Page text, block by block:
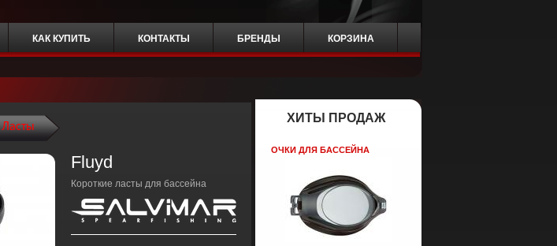
КАК КУПИТЬ КОНТАКТЫ БРЕНДЫ КОРЗИНА
ХИТЫ ПРОДАЖ
ОЧКИ ДЛЯ БАССЕЙНА
Ласты
Fluyd
Короткие ласты для бассейна